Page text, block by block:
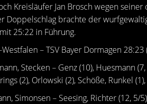
Kreisläufer Jan Brosch wegen
Doppelschlag brachte der
25:22 in Führung.
– TSV Bayer Dormagen 28:23
Stecken – Genz (10), Huesmann
(2), Orlowski (2), Schöße, Runkel
Simonsen – Seesing, Richter (12, 5/